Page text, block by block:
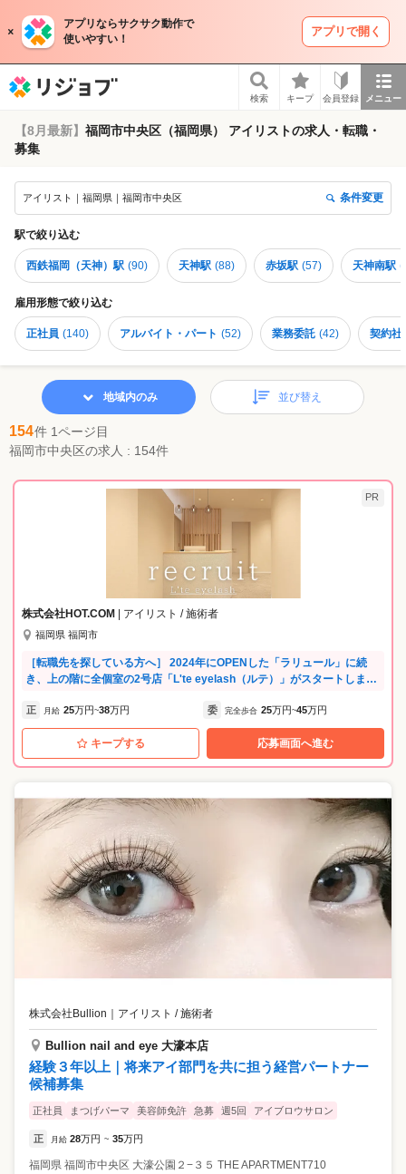
アプリならサクサク動作で
使いやすい！
アプリで開く
検索 キープ 会員登録 メニュー
【8月最新】 福岡市中央区（福岡県） アイリストの求人・転職・
募集
アイリスト｜福岡県｜福岡市中央区 条件変更
駅で絞り込む
西鉄福岡（天神）駅 (90) 天神駅 (88) 赤坂駅 (57) 天神南駅 (
雇用形態で絞り込む
正社員 (140) アルバイト・パート (52) 業務委託 (42) 契約社
154件 1ページ目
福岡市中央区の求人 : 154件
地域内のみ 並び替え
PR
株式会社HOT.COM | アイリスト / 施術者
福岡県 福岡市
［転職先を探している方へ］ 2024年にOPENした「ラリュール」に続
き、上の階に全個室の2号店「L'te eyelash（ルテ）」がスタートしま
ぜひあなたの経験をここで活かしませんか？一度見学に来ていただい
て、色々お話しした上で「ここで働きたい」と思っていただけたらうれ
しいです^^
正 月給 25万円~38万円 委 完全歩合 25万円~45万円
キープする 応募画面へ進む
株式会社Bullion アイリスト / 施術者
Bullion nail and eye 大濠本店
経験３年以上｜将来アイ部門を共に担う経営パートナー
候補募集
正社員 まつげパーマ 美容師免許 急募 週5回 アイブロウサロン
正 月給 28万円 ~ 35万円
福岡県 福岡市中央区 大濠公園２−３５ THE APARTMENT710